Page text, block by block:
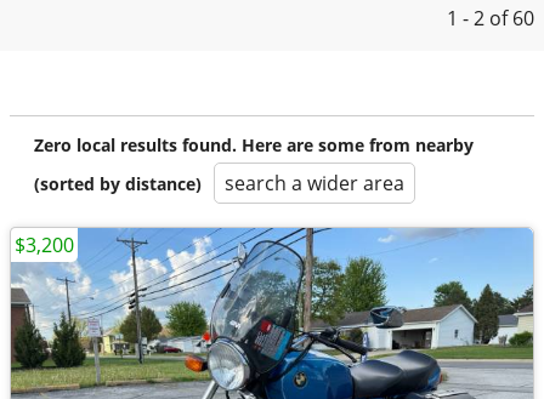
1 - 2 of 60
Zero local results found. Here are some from nearby
(sorted by distance)
search a wider area
$3,200